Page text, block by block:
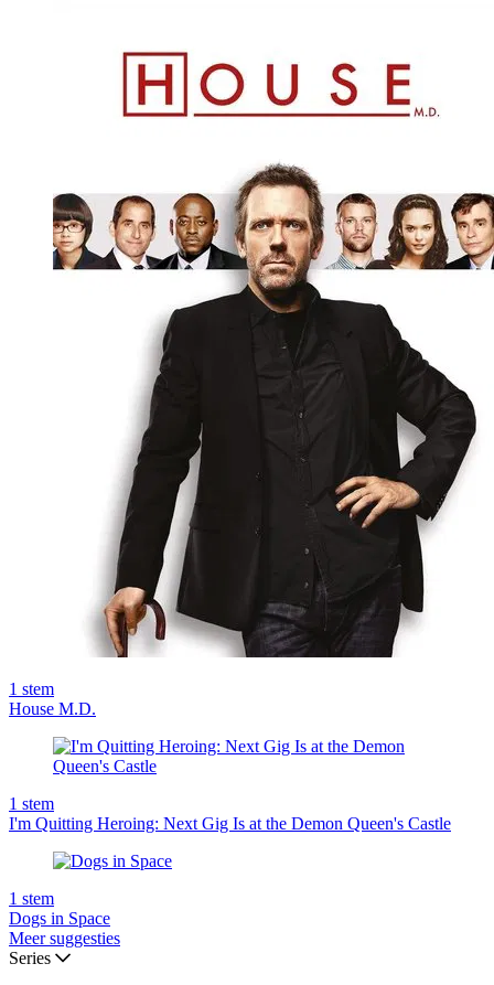
1 stem
House M.D.
1 stem
I'm Quitting Heroing: Next Gig Is at the Demon Queen's Castle
1 stem
Dogs in Space
Meer suggesties
Series